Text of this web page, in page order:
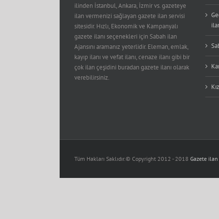
ilinden İstanbul, Ankara, İzmir vs. gazeteye
ilan vermenizi sağlayan gazete ilan servisi
sitesidir. Hızlı, Ekonomik ve Kampanyalı
gazete ilanı seçenekleri için Sabah ilan
Ajansını aramanız yeterlidir. Eleman, emlak,
kayıp ilanı ve vefat ilanı, cenaze ilanı gibi bir
çok ilan çeşidini buradan gazete ilanı olarak
verebilirsiniz.
Tüm Hakları Saklıdır.© Copyright 2012 - 2018 Gazete ilan